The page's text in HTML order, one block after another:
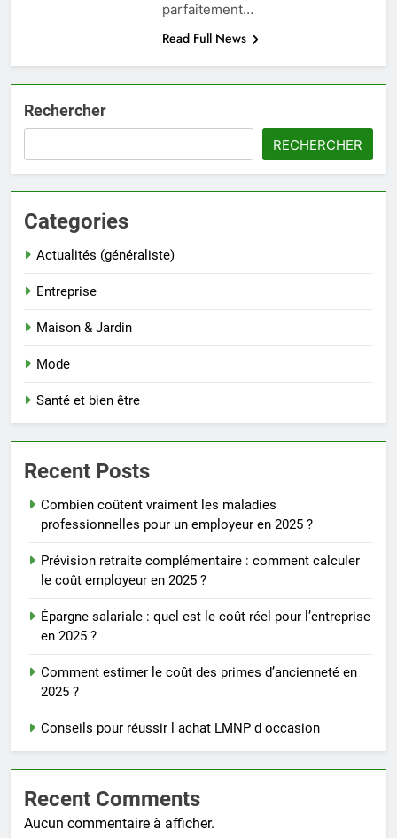
parfaitement…
Read Full News
Rechercher
RECHERCHER
Categories
Actualités (généraliste)
Entreprise
Maison & Jardin
Mode
Santé et bien être
Recent Posts
Combien coûtent vraiment les maladies
professionnelles pour un employeur en 2025 ?
Prévision retraite complémentaire : comment calculer
le coût employeur en 2025 ?
Épargne salariale : quel est le coût réel pour l’entreprise
en 2025 ?
Comment estimer le coût des primes d’ancienneté en
2025 ?
Conseils pour réussir l achat LMNP d occasion
Recent Comments
Aucun commentaire à afficher.